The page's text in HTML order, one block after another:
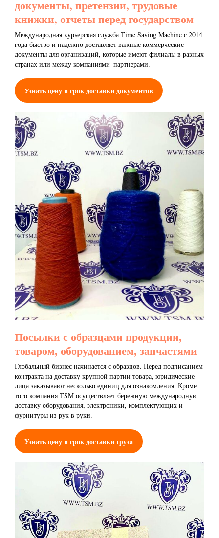
документы, претензии, трудовые
книжки, отчеты перед государством
Международная курьерская служба Time Saving Machine с 2014
года быстро и надежно доставляет важные коммерческие
документы для организаций, которые имеют филиалы в разных
странах или между компаниями–партнерами.
Узнать цену и срок доставки документов
Посылки с образцами продукции,
товаром, оборудованием, запчастями
Глобальный бизнес начинается с образцов. Перед подписанием
контракта на доставку крупной партии товара, юридические
лица заказывают несколько единиц для ознакомления. Кроме
того компания TSM осуществляет бережную международную
доставку оборудования, электроники, комплектующих и
фурнитуры из рук в руки.
Узнать цену и срок доставки груза